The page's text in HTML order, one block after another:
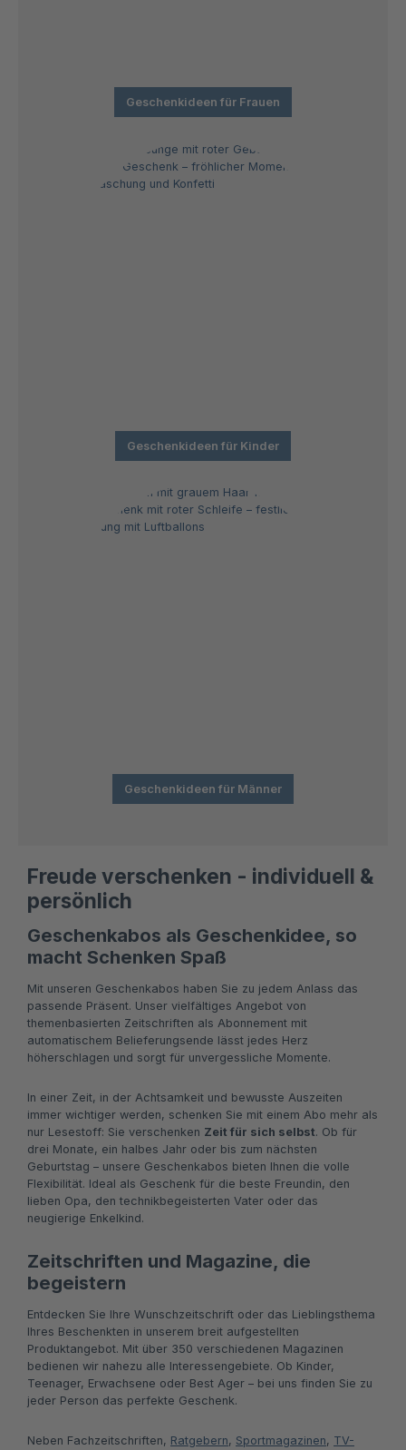
Geschenkideen für Frauen
Geschenkideen für Kinder
Geschenkideen für Männer
Freude verschenken - individuell &
persönlich
Geschenkabos als Geschenkidee, so
macht Schenken Spaß
Mit unseren Geschenkabos haben Sie zu jedem Anlass das
passende Präsent. Unser vielfältiges Angebot von
themenbasierten Zeitschriften als Abonnement mit
automatischem Belieferungsende lässt jedes Herz
höherschlagen und sorgt für unvergessliche Momente.
In einer Zeit, in der Achtsamkeit und bewusste Auszeiten
immer wichtiger werden, schenken Sie mit einem Abo mehr als
nur Lesestoff: Sie verschenken Zeit für sich selbst. Ob für
drei Monate, ein halbes Jahr oder bis zum nächsten
Geburtstag – unsere Geschenkabos bieten Ihnen die volle
Flexibilität. Ideal als Geschenk für die beste Freundin, den
lieben Opa, den technikbegeisterten Vater oder das
neugierige Enkelkind.
Zeitschriften und Magazine, die
begeistern
Entdecken Sie Ihre Wunschzeitschrift oder das Lieblingsthema
Ihres Beschenkten in unserem breit aufgestellten
Produktangebot. Mit über 350 verschiedenen Magazinen
bedienen wir nahezu alle Interessengebiete. Ob Kinder,
Teenager, Erwachsene oder Best Ager – bei uns finden Sie zu
jeder Person das perfekte Geschenk.
Neben Fachzeitschriften, Ratgebern, Sportmagazinen, TV-